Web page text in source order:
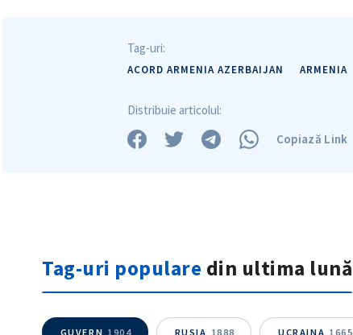
Tag-uri:
ACORD ARMENIA AZERBAIJAN ARMENIA
Distribuie articolul:
Copiază Link
Tag-uri populare din ultima lună
GUVERN 1904 RUSIA 1888 UCRAINA 1665